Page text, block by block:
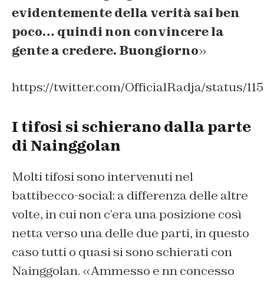
evidentemente della verità sai ben
poco… quindi non convincere la
gente a credere. Buongiorno»
https://twitter.com/OfficialRadja/status/
I tifosi si schierano dalla parte
di Nainggolan
Molti tifosi sono intervenuti nel
battibecco-social: a differenza delle altre
volte, in cui non c’era una posizione così
netta verso una delle due parti, in questo
caso tutti o quasi si sono schierati con
Nainggolan. «Ammesso e nn concesso